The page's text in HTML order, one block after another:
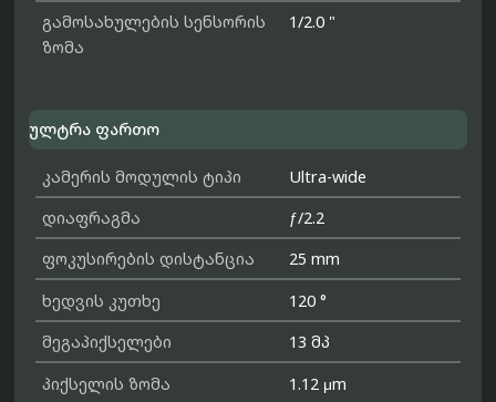
გამოსახულების სენსორის
ზომა
1/2.0 "
ულტრა ფართო
კამერის მოდულის ტიპი
Ultra-wide
დიაფრაგმა
ƒ/2.2
ფოკუსირების დისტანცია
25 mm
ხედვის კუთხე
120 °
მეგაპიქსელები
13 მპ
პიქსელის ზომა
1.12 μm